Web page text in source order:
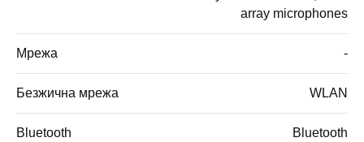
array microphones
Мрежа -
Безжична мрежа WLAN
Bluetooth Bluetooth